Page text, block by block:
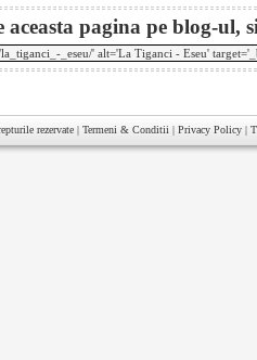
pagina pe blog-ul,
rezervate | Termeni & Conditii | Privacy Policy |